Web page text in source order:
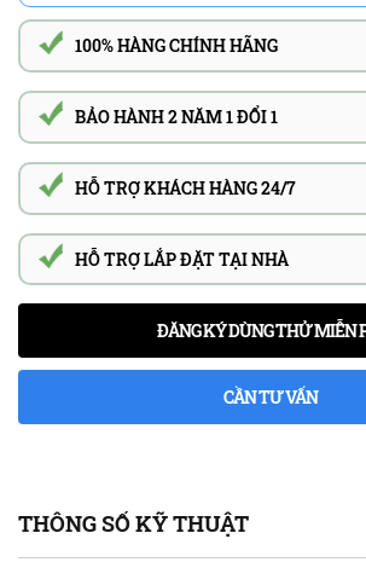
100% HÀNG CHÍNH HÃNG
BẢO HÀNH 2 NĂM 1 ĐỔI 1
HỖ TRỢ KHÁCH HÀNG 24/7
HỖ TRỢ LẮP ĐẶT TẠI NHÀ
ĐĂNG KÝ DÙNG THỬ MIỄN
CẦN TƯ VẤN
THÔNG SỐ KỸ THUẬT